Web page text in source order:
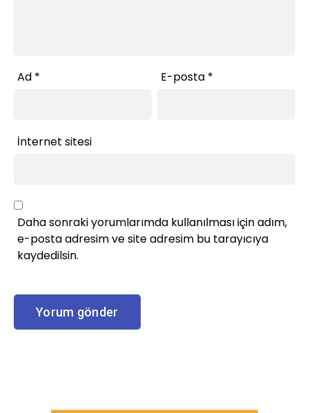
Ad * E-posta *
İnternet sitesi
Daha sonraki yorumlarımda kullanılması için adım,
e-posta adresim ve site adresim bu tarayıcıya
kaydedilsin.